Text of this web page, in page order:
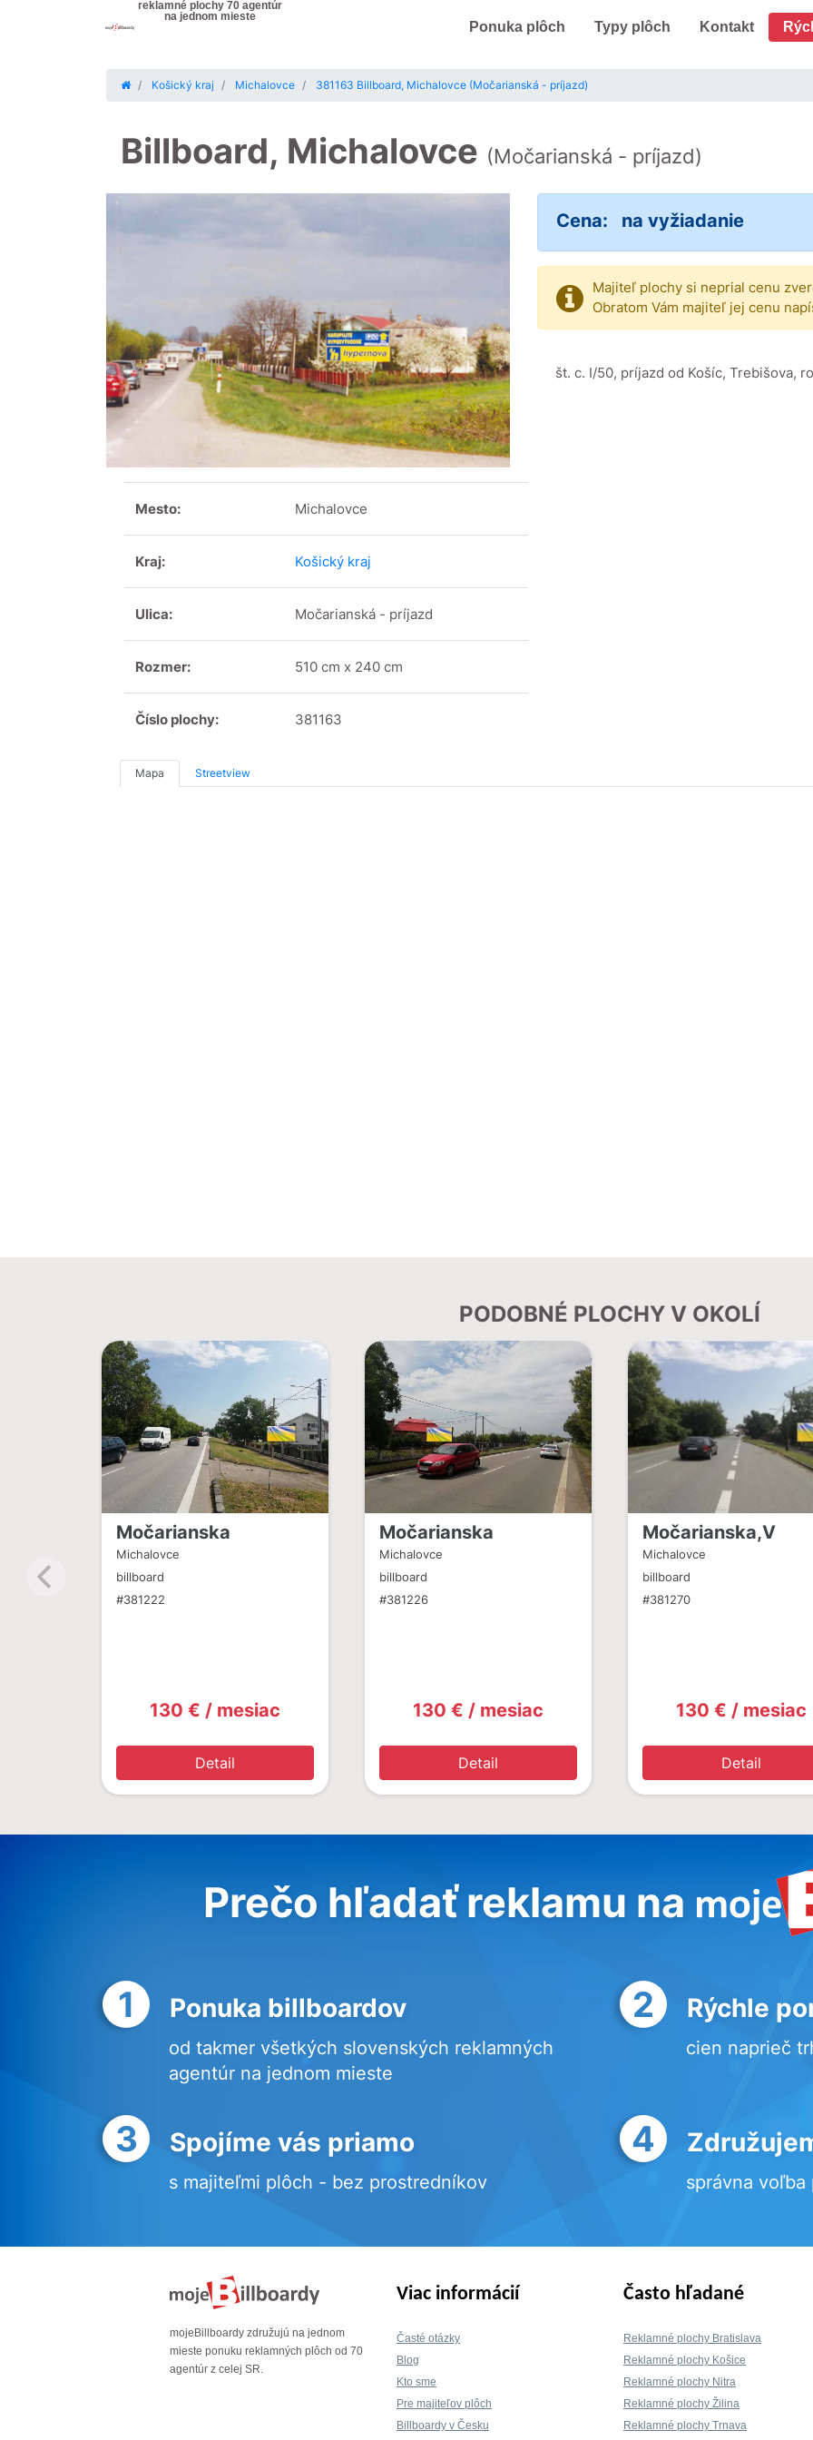
reklamné plochy 70 agentúr
na jednom mieste
Ponuka plôch Typy plôch Kontakt
Košický kraj Michalovce 381163 Billboard, Michalovce (Močarianská - príjazd)
Billboard, Michalovce (Močarianská - príjazd)
Cena: na vyžiadanie
Majiteľ plochy si neprial cenu
Obratom Vám majiteľ jej cenu
št. c. I/50, príjazd od Košíc, Trebišova,
Mesto: Michalovce
Kraj: Košický kraj
Ulica: Močarianská - príjazd
Rozmer: 510 cm x 240 cm
Číslo plochy: 381163
Mapa Streetview
PODOBNÉ PLOCHY V OKOLÍ
Močarianska
Michalovce
billboard
#381222
130 € / mesiac
Detail
Močarianska
Michalovce
billboard
#381226
130 € / mesiac
Detail
Močarianska,V
Michalovce
billboard
#381270
130 € / mesiac
Detail
Prečo hľadať reklamu na
1 Ponuka billboardov
od takmer všetkých slovenských reklamných
agentúr na jednom mieste
2 Rýchle
cien naprieč
3 Spojíme vás priamo
s majiteľmi plôch - bez prostredníkov
4
správna voľba
mojeBillboardy združujú na jednom
mieste ponuku reklamných plôch od 70
agentúr z celej SR.
Viac informácií
Časté otázky
Blog
Kto sme
Pre majiteľov plôch
Billboardy v Česku
Často hľadané
Reklamné plochy Bratislava
Reklamné plochy Košice
Reklamné plochy Nitra
Reklamné plochy Žilina
Reklamné plochy Trnava